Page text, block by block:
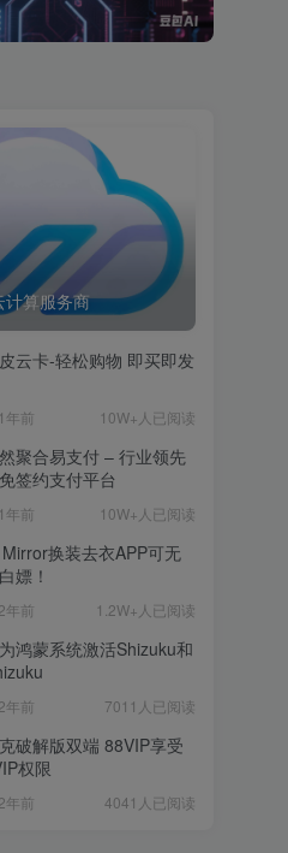
计算服务商
云卡-轻松购物 即买即发
1年前 10W+人已阅读
聚合易支付 – 行业领先
签约支付平台
1年前 10W+人已阅读
换装去衣APP可无
嫖！
2年前 1.2W+人已阅读
鸿蒙系统激活Shizuku和
2年前 7011人已阅读
破解版双端 88VIP享受
权限
2年前 4041人已阅读